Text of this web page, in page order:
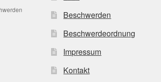
Beschwerden
Beschwerdeordnung
Impressum
Kontakt